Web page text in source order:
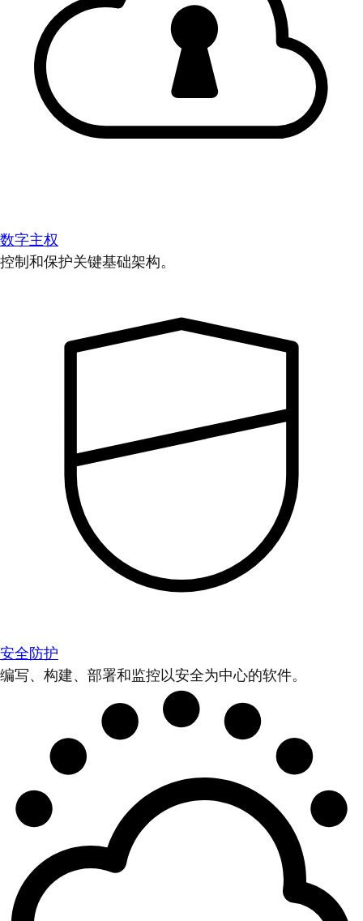
数字主权
控制和保护关键基础架构。
安全防护
编写、构建、部署和监控以安全为中心的软件。